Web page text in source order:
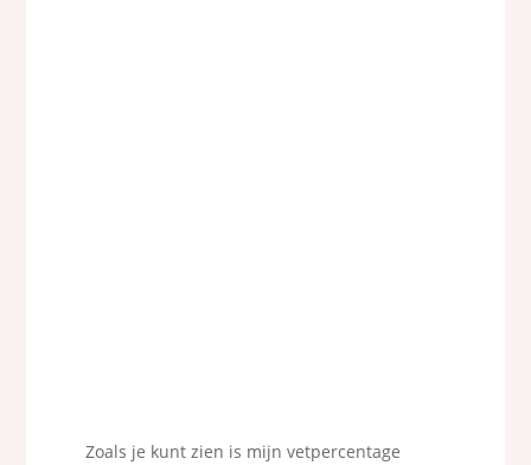
Zoals je kunt zien is mijn vetpercentage